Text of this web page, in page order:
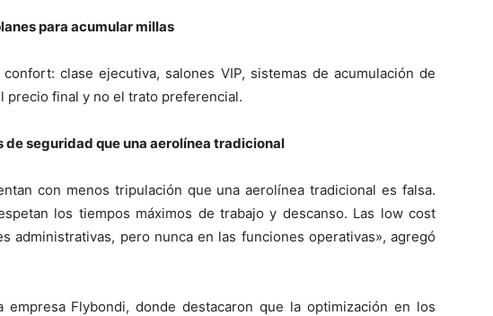
para acumular millas
clase ejecutiva, salones VIP, sistemas de acumulación de
precio final y no el trato preferencial.
seguridad que una aerolínea tradicional
con menos tripulación que una aerolínea tradicional es falsa.
los tiempos máximos de trabajo y descanso. Las low cost
administrativas, pero nunca en las funciones operativas», agregó
Flybondi, donde destacaron que la optimización en los